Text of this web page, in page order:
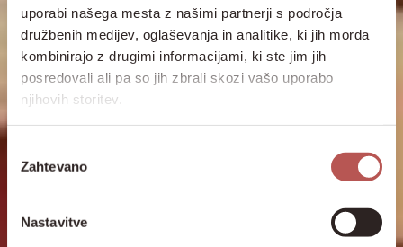
uporabi našega mesta z našimi partnerji s področja
družbenih medijev, oglaševanja in analitike, ki jih morda
kombinirajo z drugimi informacijami, ki ste jim jih
posredovali ali pa so jih zbrali skozi vašo uporabo
njihovih storitev.
soglasja
Zahtevano
Nastavitve